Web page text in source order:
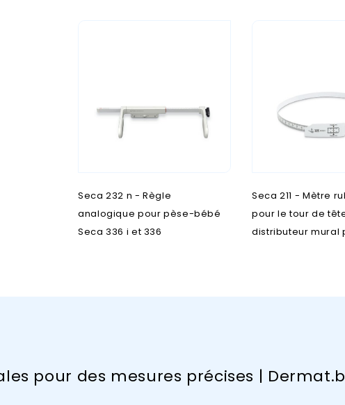
Seca 232 n - Règle
analogique pour pèse-bébé
Seca 336 i et 336
Seca 211 - Mètre
pour le tour de
distributeur mural
pour des mesures précises |